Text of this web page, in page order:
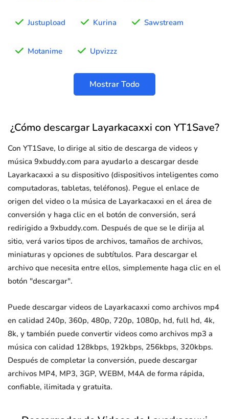
Justupload Kurina Sawstream
Motanime Upvizzz
Mostrar Todo
¿Cómo descargar Layarkacaxxi con YT1Save?
Con YT1Save, lo dirige al sitio de descarga de videos y
música 9xbuddy.com para ayudarlo a descargar desde
Layarkacaxxi a su dispositivo (dispositivos inteligentes como
computadoras, tabletas, teléfonos). Pegue el enlace de
origen del video o la música de Layarkacaxxi en el área de
conversión y haga clic en el botón de conversión, será
redirigido a 9xbuddy.com. Después de que se le dirija al
sitio, verá varios tipos de archivos, tamaños de archivos,
miniaturas y opciones de subtítulos. Para descargar el
archivo que necesita entre ellos, simplemente haga clic en el
botón "descargar".
Puede descargar videos de Layarkacaxxi como archivos mp4
en calidad 240p, 360p, 480p, 720p, 1080p, hd, full hd, 4k,
8k, y también puede convertir videos como archivos mp3 a
música con calidad 128kbps, 192kbps, 256kbps, 320kbps.
Después de completar la conversión, puede descargar
archivos MP4, MP3, 3GP, WEBM, M4A de forma rápida,
confiable, ilimitada y gratuita.